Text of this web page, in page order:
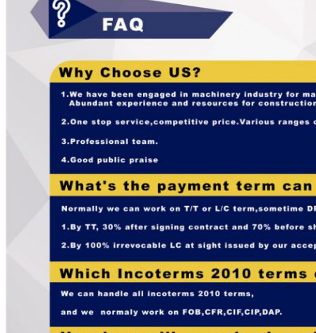
Αφήστε ένα μήνυμα
We bellen je snel